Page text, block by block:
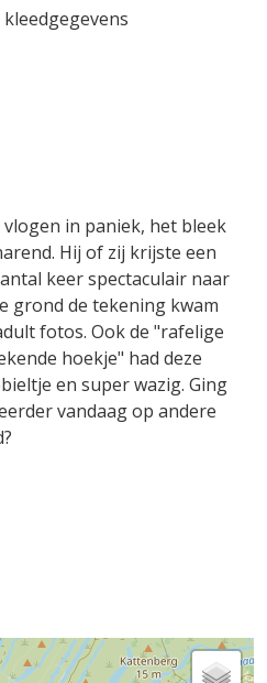
in paniek, het bleek
Hij of zij krijste een
keer spectaculair naar
grond de tekening kwam
fotos. Ook de "rafelige
hoekje" had deze
en super wazig. Ging
vandaag op andere